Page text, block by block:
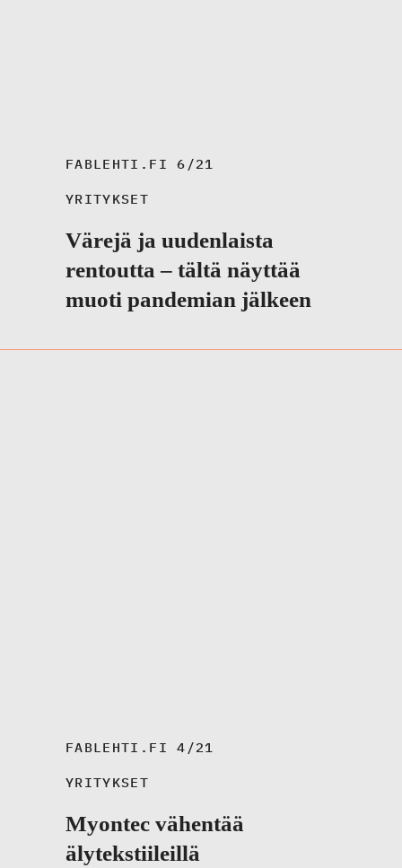
FABLEHTI.FI 6/21
YRITYKSET
Värejä ja uudenlaista
rentoutta – tältä näyttää
muoti pandemian jälkeen
FABLEHTI.FI 4/21
YRITYKSET
Myontec vähentää
älytekstiileillä